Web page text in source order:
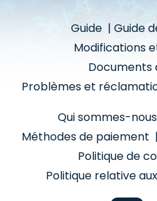
Guide | Guide
Modifications
Documents
Problèmes et
Qui sommes-nous
Méthodes de paiement |
Politique de
Politique relative